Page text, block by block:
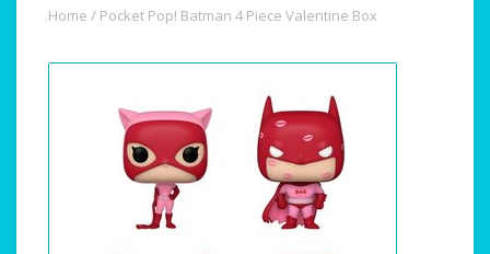
Home / Pocket Pop! Batman 4 Piece Valentine Box